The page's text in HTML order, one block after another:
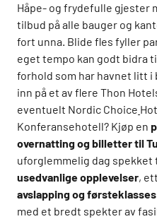
Håpe- og frydefulle gjester
tilbud på alle bauger og
fort unna. Blide fles fyller
eget tempo kan godt bidra
forhold som har havnet litt i
inn på et av flere Thon
eventuelt Nordic Choice
Konferansehotell? Kjøp en
overnatting og billetter til
uforglemmelig dag spekket
usedvanlige opplevelser,
avslapping og
med et bredt spekter av